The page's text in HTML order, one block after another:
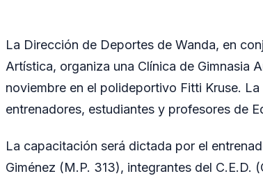
La Dirección de Deportes de Wanda, en
Artística, organiza una Clínica de Gimnasia
noviembre en el polideportivo Fitti Kruse.
entrenadores, estudiantes y profesores de
La capacitación será dictada por el
Giménez (M.P. 313), integrantes del C.E.D.